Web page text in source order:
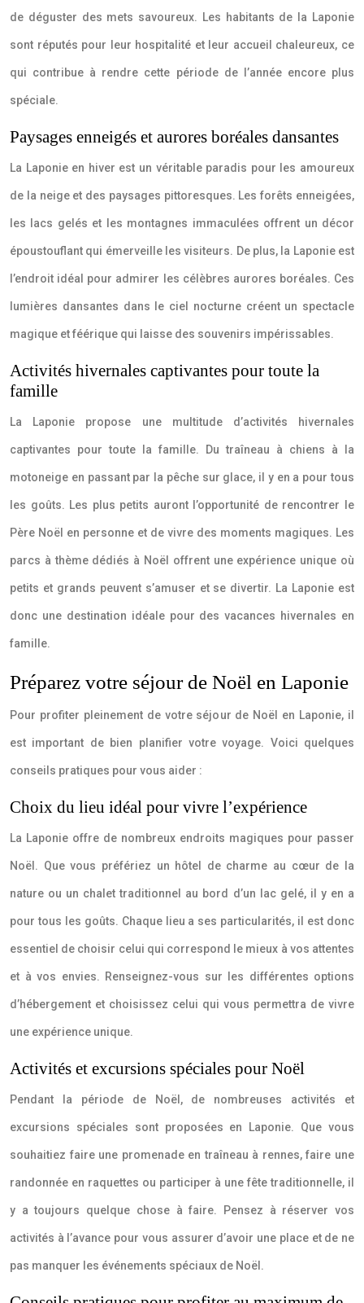
de déguster des mets savoureux. Les habitants de la Laponie
sont réputés pour leur hospitalité et leur accueil chaleureux, ce
qui contribue à rendre cette période de l’année encore plus
spéciale.
Paysages enneigés et aurores boréales dansantes
La Laponie en hiver est un véritable paradis pour les amoureux
de la neige et des paysages pittoresques. Les forêts enneigées,
les lacs gelés et les montagnes immaculées offrent un décor
époustouflant qui émerveille les visiteurs. De plus, la Laponie est
l’endroit idéal pour admirer les célèbres aurores boréales. Ces
lumières dansantes dans le ciel nocturne créent un spectacle
magique et féérique qui laisse des souvenirs impérissables.
Activités hivernales captivantes pour toute la
famille
La Laponie propose une multitude d’activités hivernales
captivantes pour toute la famille. Du traîneau à chiens à la
motoneige en passant par la pêche sur glace, il y en a pour tous
les goûts. Les plus petits auront l’opportunité de rencontrer le
Père Noël en personne et de vivre des moments magiques. Les
parcs à thème dédiés à Noël offrent une expérience unique où
petits et grands peuvent s’amuser et se divertir. La Laponie est
donc une destination idéale pour des vacances hivernales en
famille.
Préparez votre séjour de Noël en Laponie
Pour profiter pleinement de votre séjour de Noël en Laponie, il
est important de bien planifier votre voyage. Voici quelques
conseils pratiques pour vous aider :
Choix du lieu idéal pour vivre l’expérience
La Laponie offre de nombreux endroits magiques pour passer
Noël. Que vous préfériez un hôtel de charme au cœur de la
nature ou un chalet traditionnel au bord d’un lac gelé, il y en a
pour tous les goûts. Chaque lieu a ses particularités, il est donc
essentiel de choisir celui qui correspond le mieux à vos attentes
et à vos envies. Renseignez-vous sur les différentes options
d’hébergement et choisissez celui qui vous permettra de vivre
une expérience unique.
Activités et excursions spéciales pour Noël
Pendant la période de Noël, de nombreuses activités et
excursions spéciales sont proposées en Laponie. Que vous
souhaitiez faire une promenade en traîneau à rennes, faire une
randonnée en raquettes ou participer à une fête traditionnelle, il
y a toujours quelque chose à faire. Pensez à réserver vos
activités à l’avance pour vous assurer d’avoir une place et de ne
pas manquer les événements spéciaux de Noël.